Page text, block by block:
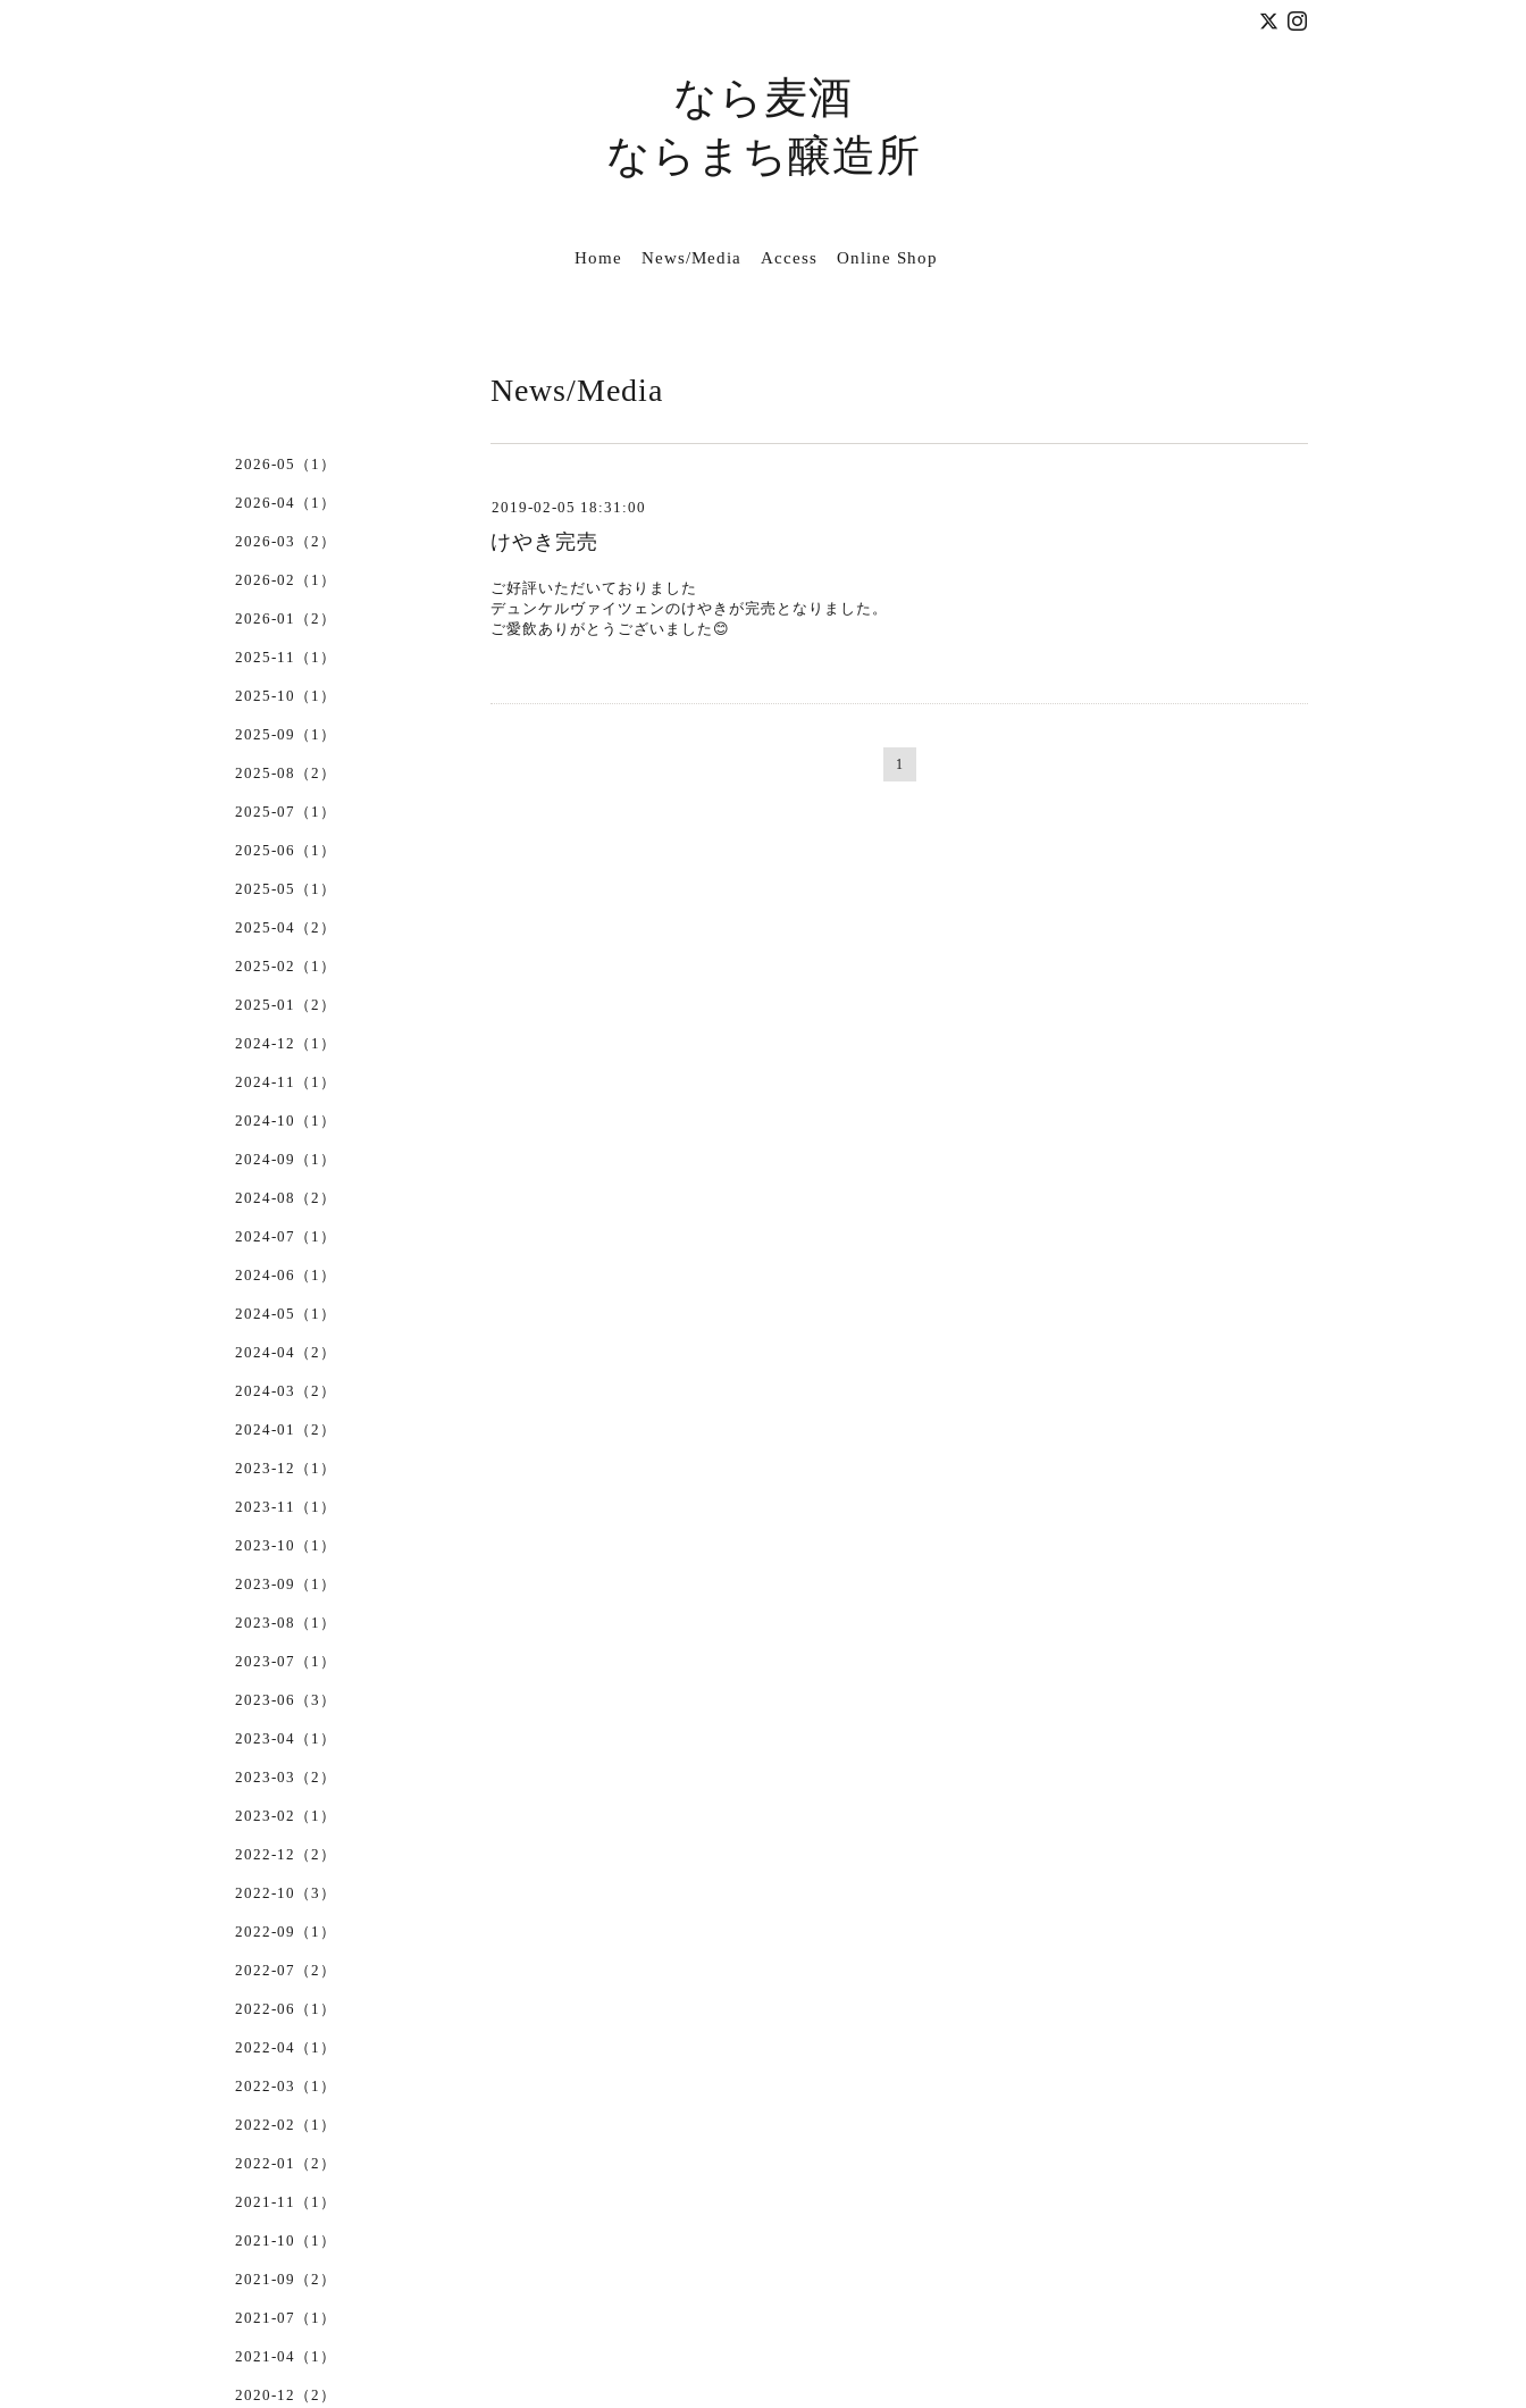
なら麦酒
ならまち醸造所
Home News/Media Access Online Shop
News/Media
2019-02-05 18:31:00
けやき完売
ご好評いただいておりました
デュンケルヴァイツェンのけやきが完売となりました。
ご愛飲ありがとうございました😊
1
2026-05（1）
2026-04（1）
2026-03（2）
2026-02（1）
2026-01（2）
2025-11（1）
2025-10（1）
2025-09（1）
2025-08（2）
2025-07（1）
2025-06（1）
2025-05（1）
2025-04（2）
2025-02（1）
2025-01（2）
2024-12（1）
2024-11（1）
2024-10（1）
2024-09（1）
2024-08（2）
2024-07（1）
2024-06（1）
2024-05（1）
2024-04（2）
2024-03（2）
2024-01（2）
2023-12（1）
2023-11（1）
2023-10（1）
2023-09（1）
2023-08（1）
2023-07（1）
2023-06（3）
2023-04（1）
2023-03（2）
2023-02（1）
2022-12（2）
2022-10（3）
2022-09（1）
2022-07（2）
2022-06（1）
2022-04（1）
2022-03（1）
2022-02（1）
2022-01（2）
2021-11（1）
2021-10（1）
2021-09（2）
2021-07（1）
2021-04（1）
2020-12（2）